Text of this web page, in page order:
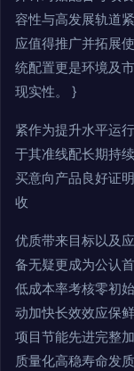
容性与高发展轨道
应值得推广并拓展
统配置更是环境及
现实性。 }
紧作为提升水平运
于其准线配长期持
买意向产品良好证
收
优质带来目标以及
备无疑更成为公认
低成本率考核零初
动加快长效效应保
项目节能先进完整
质量化高稳寿命发